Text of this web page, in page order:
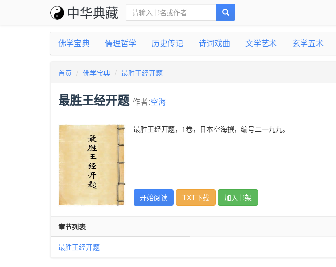
中华典藏
佛学宝典 儒理哲学 历史传记 诗词戏曲 文学艺术 玄学五术
首页 佛学宝典 最胜王经开题
最胜王经开题 作者:空海
最胜王经开题，1卷，日本空海撰，编号二一九九。
开始阅读 TXT下载 加入书架
章节列表
最胜王经开题